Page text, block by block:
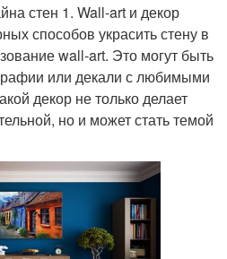
стен 1. Wall-art и декор
способов украсить стену в
wall-art. Это могут быть
или декали с любимыми
декор не только делает
но и может стать темой